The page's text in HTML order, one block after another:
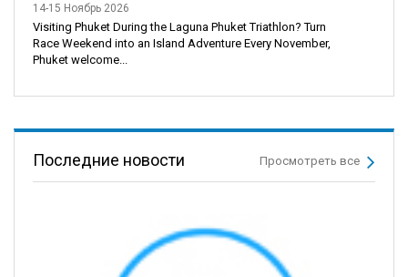
14-15 Ноябрь 2026
Visiting Phuket During the Laguna Phuket Triathlon? Turn
Race Weekend into an Island Adventure Every November,
Phuket welcome...
Последние новости Просмотреть все